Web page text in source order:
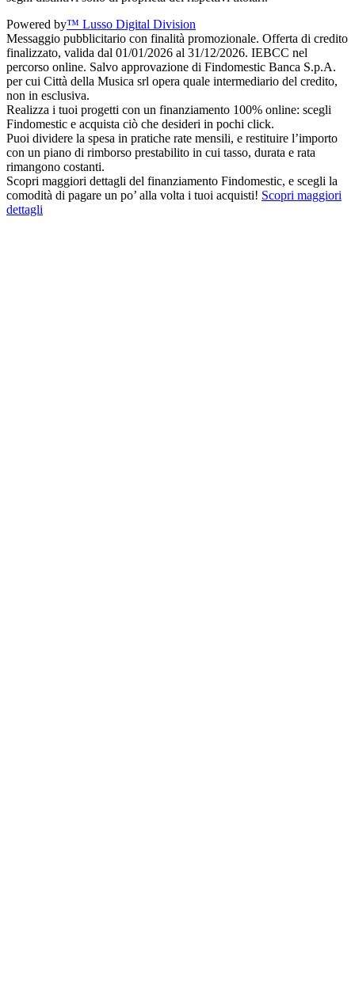
Powered by™ Lusso Digital Division
Messaggio pubblicitario con finalità promozionale. Offerta di credito
finalizzato, valida dal 01/01/2026 al 31/12/2026. IEBCC nel
percorso online. Salvo approvazione di Findomestic Banca S.p.A.
per cui Città della Musica srl opera quale intermediario del credito,
non in esclusiva.
Realizza i tuoi progetti con un finanziamento 100% online: scegli
Findomestic e acquista ciò che desideri in pochi click.
Puoi dividere la spesa in pratiche rate mensili, e restituire l’importo
con un piano di rimborso prestabilito in cui tasso, durata e rata
rimangono costanti.
Scopri maggiori dettagli del finanziamento Findomestic, e scegli la
comodità di pagare un po’ alla volta i tuoi acquisti! Scopri maggiori
dettagli